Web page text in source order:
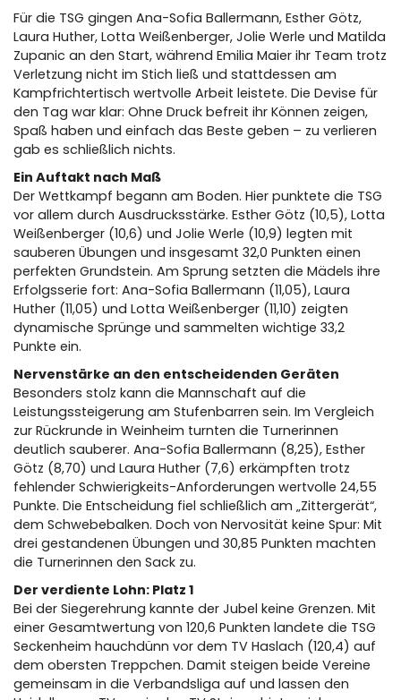
Für die TSG gingen Ana-Sofia Ballermann, Esther Götz,
Laura Huther, Lotta Weißenberger, Jolie Werle und Matilda
Zupanic an den Start, während Emilia Maier ihr Team trotz
Verletzung nicht im Stich ließ und stattdessen am
Kampfrichtertisch wertvolle Arbeit leistete. Die Devise für
den Tag war klar: Ohne Druck befreit ihr Können zeigen,
Spaß haben und einfach das Beste geben – zu verlieren
gab es schließlich nichts.
Ein Auftakt nach Maß
Der Wettkampf begann am Boden. Hier punktete die TSG
vor allem durch Ausdrucksstärke. Esther Götz (10,5), Lotta
Weißenberger (10,6) und Jolie Werle (10,9) legten mit
sauberen Übungen und insgesamt 32,0 Punkten einen
perfekten Grundstein. Am Sprung setzten die Mädels ihre
Erfolgsserie fort: Ana-Sofia Ballermann (11,05), Laura
Huther (11,05) und Lotta Weißenberger (11,10) zeigten
dynamische Sprünge und sammelten wichtige 33,2
Punkte ein.
Nervenstärke an den entscheidenden Geräten
Besonders stolz kann die Mannschaft auf die
Leistungssteigerung am Stufenbarren sein. Im Vergleich
zur Rückrunde in Weinheim turnten die Turnerinnen
deutlich sauberer. Ana-Sofia Ballermann (8,25), Esther
Götz (8,70) und Laura Huther (7,6) erkämpften trotz
fehlender Schwierigkeits-Anforderungen wertvolle 24,55
Punkte. Die Entscheidung fiel schließlich am „Zittergerät“,
dem Schwebebalken. Doch von Nervosität keine Spur: Mit
drei gestandenen Übungen und 30,85 Punkten machten
die Turnerinnen den Sack zu.
Der verdiente Lohn: Platz 1
Bei der Siegerehrung kannte der Jubel keine Grenzen. Mit
einer Gesamtwertung von 120,6 Punkten landete die TSG
Seckenheim hauchdünn vor dem TV Haslach (120,4) auf
dem obersten Treppchen. Damit steigen beide Vereine
gemeinsam in die Verbandsliga auf und lassen den